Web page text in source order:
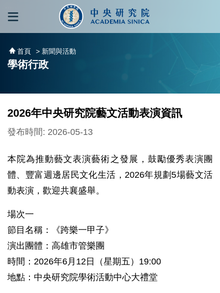
跳到主要內容區塊
首頁 > 新聞與活動
學術行政
2026年中央研究院藝文活動表演資訊
發布時間: 2026-05-13
本院為推動藝文表演藝術之發展，鼓勵優秀表演團
體、豐富週邊居民文化生活，2026年規劃5場藝文活
動表演，歡迎共襄盛舉。
場次一
節目名稱：《跨樂一甲子》
演出團體：高雄市管樂團
時間：2026年6月12日（星期五）19:00
地點：中央研究院學術活動中心大禮堂